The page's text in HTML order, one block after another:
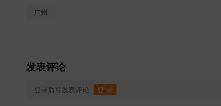
广州
发表评论
登录后可发表评论 登 录